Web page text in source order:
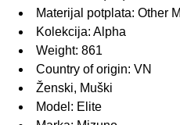
Materijal potplata: Other
Kolekcija: Alpha
Weight: 861
Country of origin: VN
Ženski, Muški
Model: Elite